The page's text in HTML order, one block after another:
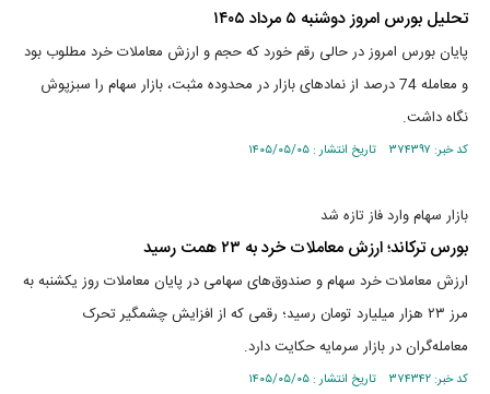
تحلیل بورس امروز دوشنبه ۵ مرداد ۱۴۰۵
پایان بورس امروز در حالی رقم خورد که حجم و ارزش معاملات خرد مطلوب بود
و معامله 74 درصد از نمادهای بازار در محدوده مثبت، بازار سهام را سبزپوش
نگاه داشت.
کد خبر: ۳۷۴۳۹۷ تاریخ انتشار : ۱۴۰۵/۰۵/۰۵
بازار سهام وارد فاز تازه شد
بورس ترکاند؛ ارزش معاملات خرد به ۲۳ همت رسید
ارزش معاملات خرد سهام و صندوق‌های سهامی در پایان معاملات روز یکشنبه به
مرز ۲۳ هزار میلیارد تومان رسید؛ رقمی که از افزایش چشمگیر تحرک
معامله‌گران در بازار سرمایه حکایت دارد.
کد خبر: ۳۷۴۳۴۲ تاریخ انتشار : ۱۴۰۵/۰۵/۰۵